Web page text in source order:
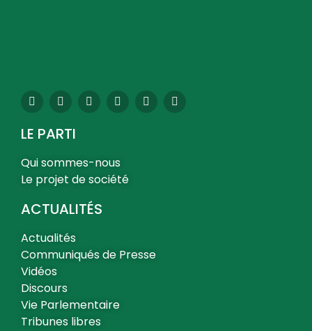
LE PARTI
Qui sommes-nous
Le projet de société
ACTUALITÉS
Actualités
Communiqués de Presse
Vidéos
Discours
Vie Parlementaire
Tribunes libres